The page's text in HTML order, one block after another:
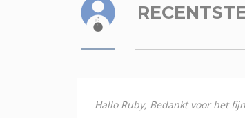
Hallo Ruby, Bedankt voor het